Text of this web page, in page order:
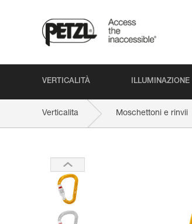
VERTICALITÀ ILLUMINAZIONE
Verticalita Moschettoni e rinvii